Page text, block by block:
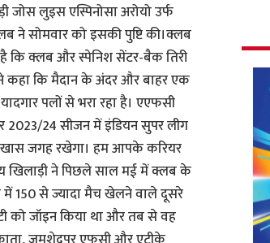
लुइस एस्पिनोसा अरोयो उर्फ
ने सोमवार को इसकी पुष्टि की।क्लब
कि क्लब और स्पेनिश सेंटर-बैक तिरी
कि मैदान के अंदर और बाहर एक
पलों से भरा रहा है। एएफसी
24 सीजन में इंडियन सुपर लीग
खास जगह रखेगा। हम आपके करियर
खिलाड़ी ने पिछले साल मई में क्लब के
में 150 से ज्यादा मैच खेलने वाले दूसरे
को जॉइन किया था और तब से वह